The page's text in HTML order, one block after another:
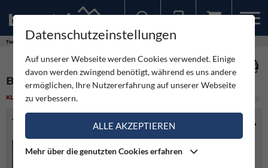
Touren
BÜRGELSTEIN
KLETTERGARTEN
TOURENINFO
Datenschutzeinstellungen
Auf unserer Webseite werden Cookies verwendet. Einige
davon werden zwingend benötigt, während es uns andere
ermöglichen, Ihre Nutzererfahrung auf unserer Webseite
zu verbessern.
ALLE AKZEPTIEREN
Mehr über die genutzten Cookies erfahren